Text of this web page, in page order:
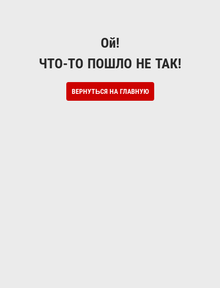
Ой!
ЧТО-ТО ПОШЛО НЕ ТАК!
ВЕРНУТЬСЯ НА ГЛАВНУЮ